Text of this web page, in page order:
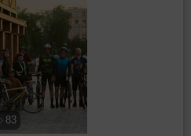
83